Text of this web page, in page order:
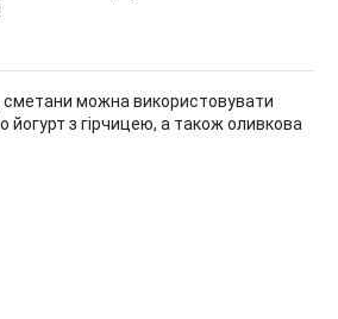
можна використовувати
йогурт з гірчицею, а також оливкова